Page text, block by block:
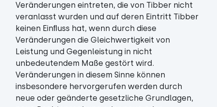
Veränderungen eintreten, die von Tibber nicht
veranlasst wurden und auf deren Eintritt Tibber
keinen Einﬂuss hat, wenn durch diese
Veränderungen die Gleichwertigkeit von
Leistung und Gegenleistung in nicht
unbedeutendem Maße gestört wird.
Veränderungen in diesem Sinne können
insbesondere hervorgerufen werden durch
neue oder geänderte gesetzliche Grundlagen,